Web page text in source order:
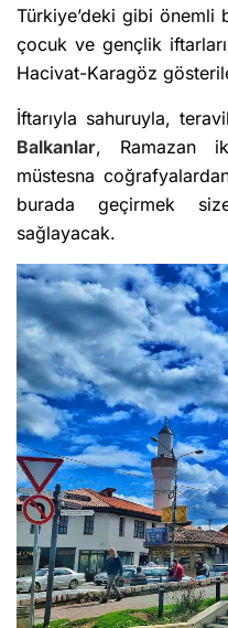
Türkiye’deki gibi
çocuk ve gençlik
Hacivat-Karagöz
İftarıyla sahuruyla,
Balkanlar, Ramazan
müstesna
burada geçirmek
sağlayacak.